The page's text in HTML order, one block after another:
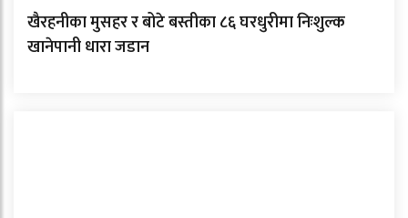
खैरहनीका मुसहर र बोटे बस्तीका ८६ घरधुरीमा निःशुल्क
खानेपानी धारा जडान